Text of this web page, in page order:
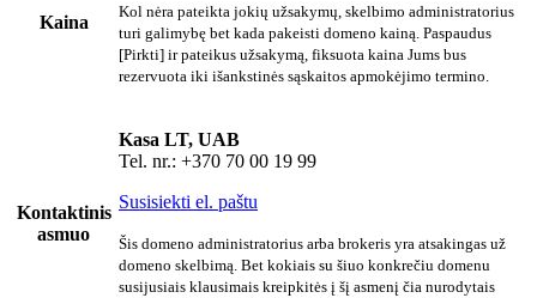
Kaina
Kol nėra pateikta jokių užsakymų, skelbimo administratorius
turi galimybę bet kada pakeisti domeno kainą. Paspaudus
[Pirkti] ir pateikus užsakymą, fiksuota kaina Jums bus
rezervuota iki išankstinės sąskaitos apmokėjimo termino.
Kontaktinis
asmuo
Kasa LT, UAB
Tel. nr.: +370 70 00 19 99
Susisiekti el. paštu
Šis domeno administratorius arba brokeris yra atsakingas už
domeno skelbimą. Bet kokiais su šiuo konkrečiu domenu
susijusiais klausimais kreipkitės į šį asmenį čia nurodytais